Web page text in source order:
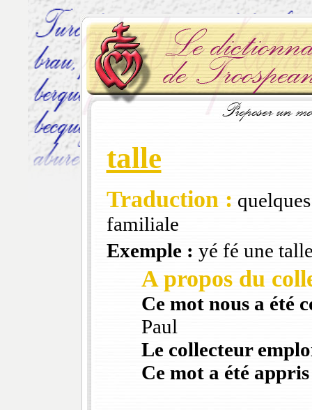
talle
Traduction :
familiale
Exemple : yé fé une
A propos du
Ce mot nous a été
Paul
Le collecteur
Ce mot a été